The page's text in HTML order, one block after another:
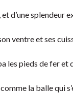
d’une splendeur
ventre et ses
les pieds de fer et
la balle qui